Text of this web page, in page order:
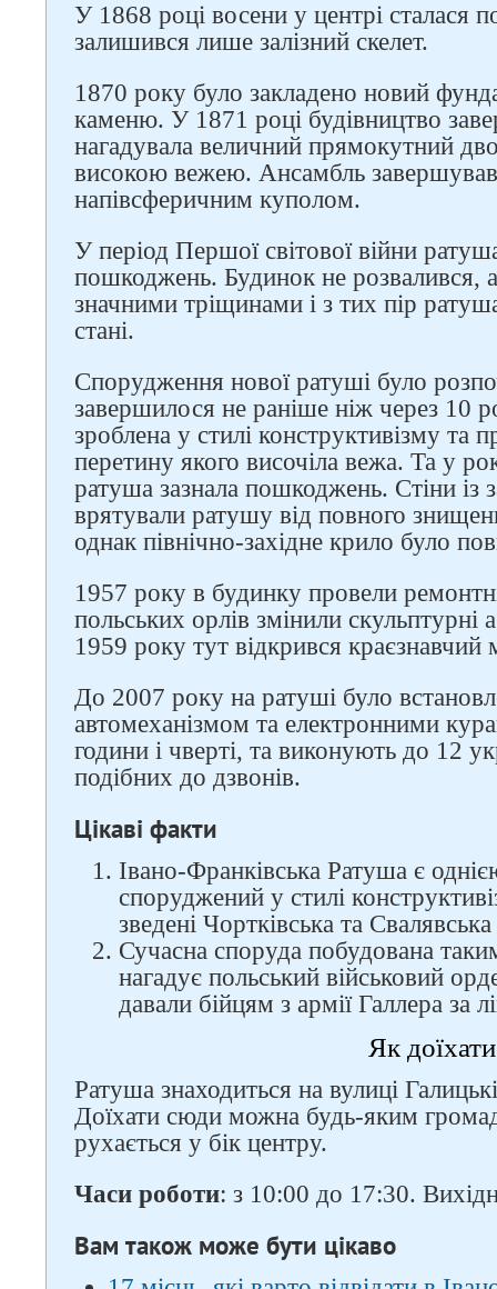
У 1868 році восени у центрі сталася
залишився лише залізний скелет.
1870 року було закладено новий
каменю. У 1871 році будівництво
нагадувала величний прямокутний
високою вежею. Ансамбль
напівсферичним куполом.
У період Першої світової війни
пошкоджень. Будинок не розвалився,
значними тріщинами і з тих пір
стані.
Спорудження нової ратуші було
завершилося не раніше ніж через 10
зроблена у стилі конструктивізму та
перетину якого височіла вежа. Та у
ратуша зазнала пошкоджень. Стіни із
врятували ратушу від повного
однак північно-західне крило було
1957 року в будинку провели
польських орлів змінили скульптурні
1959 року тут відкрився краєзнавчий
До 2007 року на ратуші було
автомеханізмом та електронними
години і чверті, та виконують до 12
подібних до дзвонів.
Цікаві факти
Івано-Франківська Ратуша є
споруджений у стилі
зведені Чортківська та
Сучасна споруда побудована
нагадує польський військовий
давали бійцям з армії Галлера за
Як доїхати
Ратуша знаходиться на вулиці
Доїхати сюди можна будь-яким
рухається у бік центру.
Часи роботи: з 10:00 до 17:30.
Вам також може бути цікаво
Слідкуйте за нами в
соцмережах